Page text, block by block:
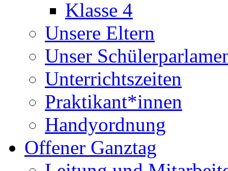
Klasse 4
Unsere Eltern
Unser
Unterrichtszeiten
Praktikant*innen
Handyordnung
Offener Ganztag